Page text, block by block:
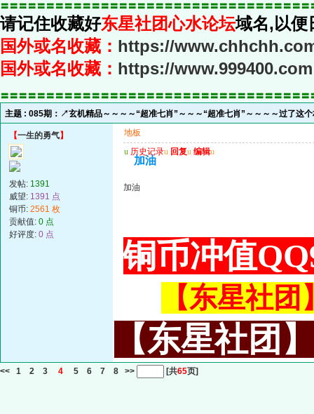
〓〓〓〓〓〓〓〓〓〓〓〓〓〓〓〓〓〓〓〓〓〓〓〓〓〓〓〓〓〓〓〓〓〓
请记住收藏好东星社团心水论坛域名,以便
国外或名收藏： https://
国外或名收藏： https://www.999400.com
〓〓〓〓〓〓〓〓〓〓〓〓〓〓〓〓〓〓〓〓〓〓〓〓〓〓〓〓〓〓〓〓〓〓
主题 : 085期：↗玄机精品～～～～“超准七肖”～～～“超准七肖”～～～～过了这
【一生的勇气】
发帖: 1391
威望: 1391 点
铜币: 2561 枚
贡献值: 0 点
好评度: 0 点
地板
u 历史记录u 回复u 编辑u
加油
加油
铜币冲值
【东星社
【东星社团
<< 1 2 3 4 5 6 7 8 >> [共65页]